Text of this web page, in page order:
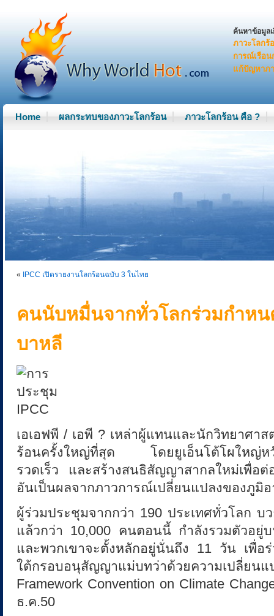
W
h
y
w
l
d
h
o
ห
ด
ภ
ค้นหาข้อมูล
ภาวะโลกร้
การณ์เรือน
แก้ปัญหาภ
Home ผลกระทบของภาวะโลกร้อน ภาวะโลกร้อน คือ ?
« IPCC เปิดรายงานโลกร้อนฉบับ 3 ในไทย
คนนับหมื่นจากทั่วโลกร่วมกำหน
บาหลี
เอเอฟพี / เอพี ? เหล่าผู้แทนและนักวิทยาศา
ร้อนครั้งใหญ่ที่สุด โดยยูเอ็นโต้โผใหญ่หวั
รวดเร็ว และสร้างสนธิสัญญาสากลใหม่เพื่อต่
อันเป็นผลจากภาวการณ์เปลี่ยนแปลงของภูมิ
ผู้ร่วมประชุมจากกว่า 190 ประเทศทั่วโลก
แล้วกว่า 10,000 คนตอนนี้ กำลังรวมตัวอยู่
และพวกเขาจะตั้งหลักอยู่นั่นถึง 11 วัน เพื่อ
ใต้กรอบอนุสัญญาแม่บทว่าด้วยความเป
Framework Convention on Climate
ธ.ค.50